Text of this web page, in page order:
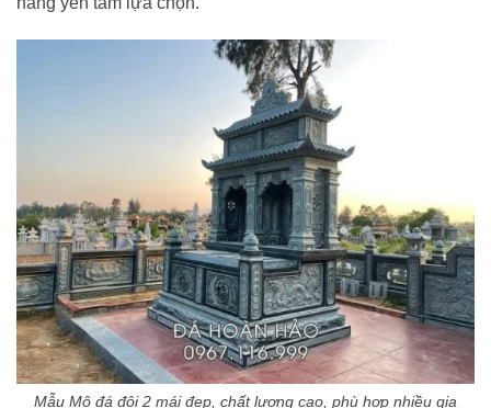
Mẫu Mộ đá đôi 2 mái đẹp, chất lượng cao, phù hợp nhiều gia